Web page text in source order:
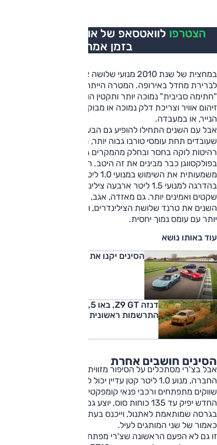
הצטרפו לוואטסאפ של אוטו, כל העדכונים
בזמן אמת
במחצית של שנת 2010 מנועי שלושה צילינדרים הפכו כמעט
לברירת מחדל באירופה. המטרה הייתה למצוא נוסחה שתייצר
"חתימה סביבית" נמוכה יותר ותקטין הוצאות; פחות נפח, פחות
זיהום אוויר וצריכת דלק נמוכה או מבוקרת כהלכה, לפחות על
הנייר, או במעבדה.
אבל עם השנים התחילו להופיע גם הבעיות. מנועים קטנים
שעובדים תחת עומסי טורבו גבוה יותר, רעידות, תחושה של
רהיטות לוקה בחסר ובחלק מהמקרים גם בעיות אמינות.
בפולקסווגן כבר מבינים את זה היטב. החברה צפויה לצמצם
משמעותית את השימוש במנועי 1.0 ליטר באירופה ולעבור
בהדרגה למנועי 1.5 ליטר ארבעה צילינדרים, שנחשבים חלקים,
שקטים ואמינים יותר. גם מאזדה, אגב, כמעט לא אימצה לאורך
השנים את טרנד שלושת הצילינדרים, והעדיפה מנועים גדולים
יותר עם עומס נמוך יחסית.
עוד באותו נושא
הסינים יקנו את מזראטי?
התרשמות ראשונית
הסינים חושבים אחרת
אבל בצ'רי מסתכלים על הסיפור מזווית אחרת לגמרי. מבחינת
החברה, מנוע 1.0 ליטר קטן עדיין יכול להיות פתרון יעיל וזול עבור
שווקים מתפתחים ורכבי פנאי קומפקטיים. לפי הדיווחים, המנוע
החדש יפיק עד 135 כוחות סוס, יוצע גם בגרסה מחושמלת וגם
בגרסה שמותאמת לאתנול, וייכנס בעתיד לדגמים הקטנים ביותר
כאמור של שני המותגים לעיל.
זו גם לא הפעם הראשונה שצ'רי מפתחת מנוע כזה. לחברה כבר